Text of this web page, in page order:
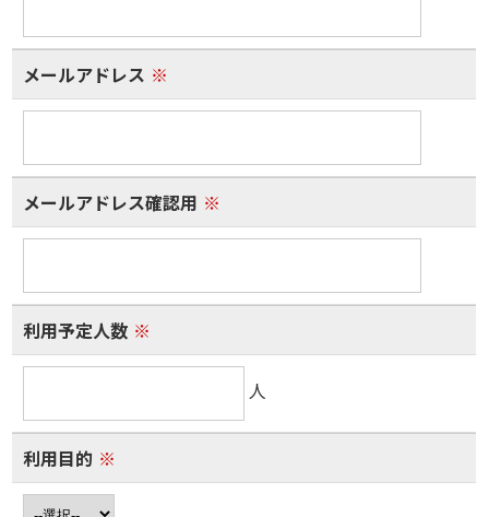
メールアドレス ※
メールアドレス確認用 ※
利用予定人数 ※
人
利用目的 ※